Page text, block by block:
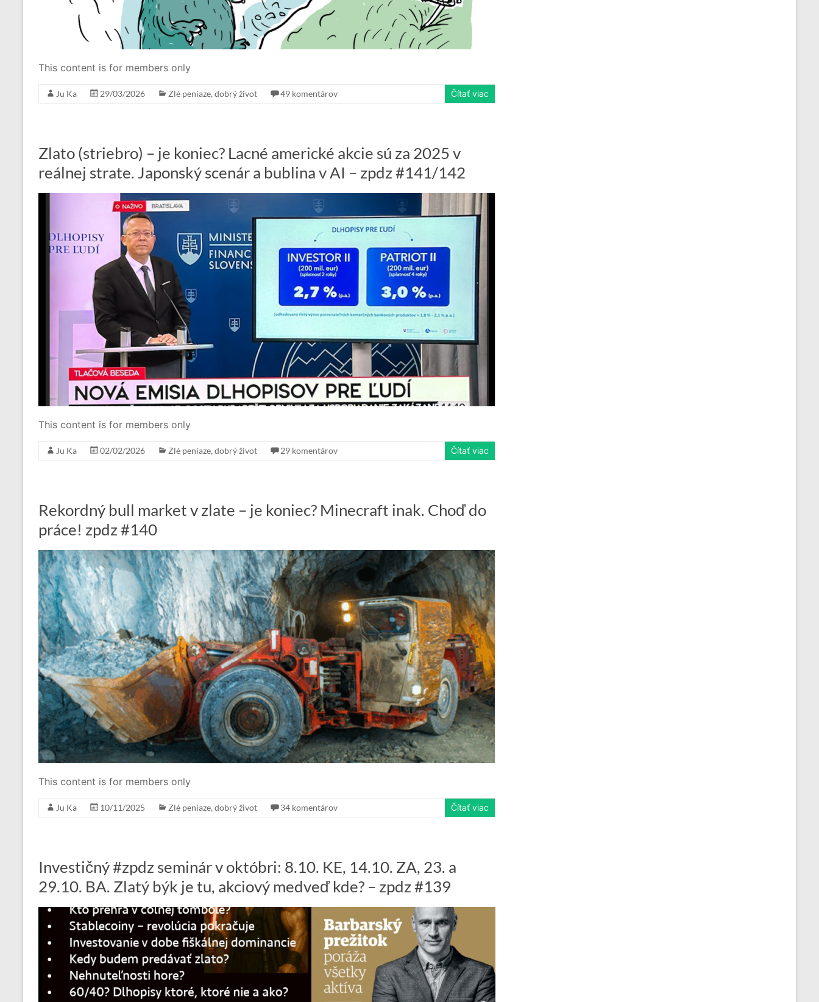
This content is for members only
Ju Ka 29/03/2026 Zlé peniaze, dobrý život 49 komentárov Čítať viac
Zlato (striebro) – je koniec? Lacné americké akcie sú za 2025 v
reálnej strate. Japonský scenár a bublina v AI – zpdz #141/142
This content is for members only
Ju Ka 02/02/2026 Zlé peniaze, dobrý život 29 komentárov Čítať viac
Rekordný bull market v zlate – je koniec? Minecraft inak. Choď do
práce! zpdz #140
This content is for members only
Ju Ka 10/11/2025 Zlé peniaze, dobrý život 34 komentárov Čítať viac
Investičný #zpdz seminár v októbri: 8.10. KE, 14.10. ZA, 23. a
29.10. BA. Zlatý býk je tu, akciový medveď kde? – zpdz #139